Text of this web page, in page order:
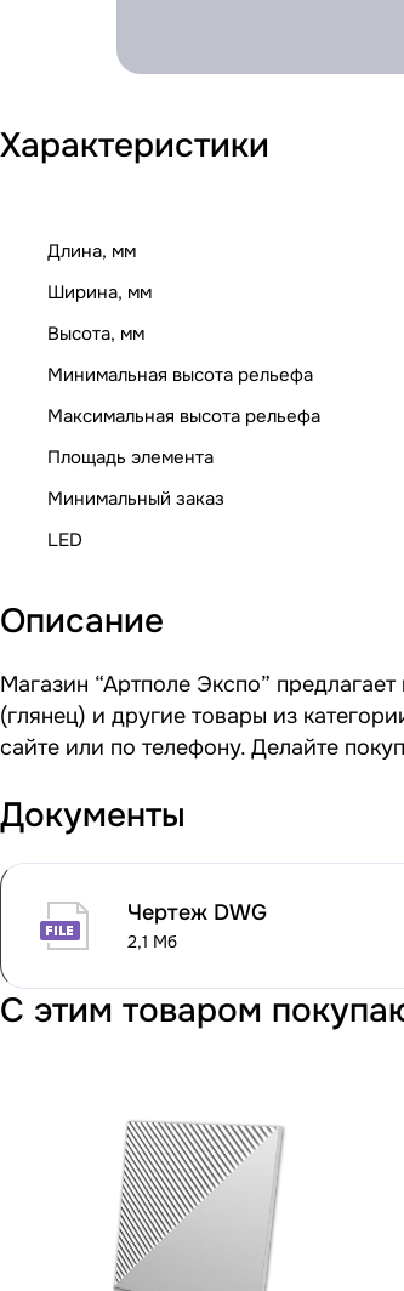
Характеристики
Длина, мм
Ширина, мм
Высота, мм
Минимальная высота рельефа
Максимальная высота рельефа
Площадь элемента
Минимальный заказ
LED
Описание
Магазин “Артполе Экспо”
(глянец) и другие товары из
сайте или по телефону. Делайте
Документы
Чертеж DWG
2,1 Мб
С этим товаром